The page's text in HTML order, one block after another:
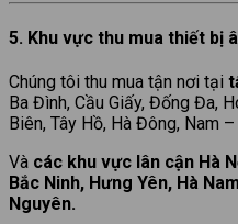
5. Khu vực thu mua thiết bị
Chúng tôi thu mua tận nơi tại
Ba Đình, Cầu Giấy, Đống Đa,
Biên, Tây Hồ, Hà Đông, Nam
Và các khu vực lân cận Hà
Bắc Ninh, Hưng Yên, Hà
Nguyên.